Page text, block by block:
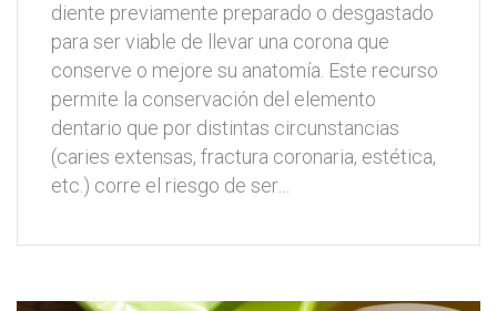
diente previamente preparado o desgastado
para ser viable de llevar una corona que
conserve o mejore su anatomía. Este recurso
permite la conservación del elemento
dentario que por distintas circunstancias
(caries extensas, fractura coronaria, estética,
etc.) corre el riesgo de ser…